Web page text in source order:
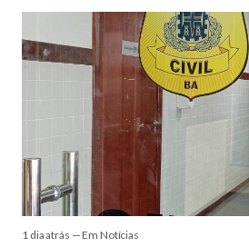
1 dia atrás — Em Notícias